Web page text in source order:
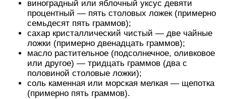
виноградный или яблочный уксус девяти
процентный — пять столовых ложек (примерно
семьдесят пять граммов);
сахар кристаллический чистый — две чайные
ложки (примерно двенадцать граммов);
масло растительное (подсолнечное, оливковое
или другое) — тридцать граммов (два с
половиной столовые ложки);
соль каменная или морская мелкая — щепотка
(примерно пять граммов).